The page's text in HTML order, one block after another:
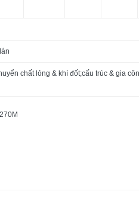
chất lỏng & khí đốt;cấu trúc & gia